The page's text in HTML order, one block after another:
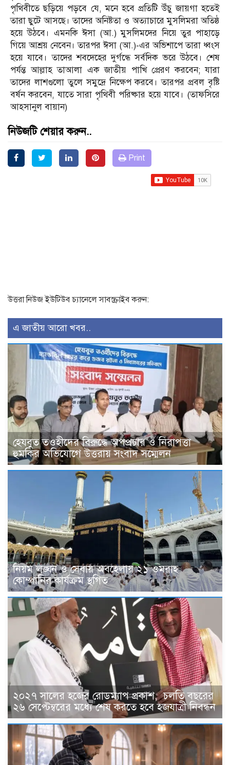
পৃথিবীতে ছড়িয়ে পড়বে যে, মনে হবে প্রতিটি উঁচু জায়গা হতেই
তারা ছুটে আসছে। তাদের অনিষ্টতা ও অত্যাচারে মুসলিমরা অতিষ্ঠ
হয়ে উঠবে। এমনকি ঈসা (আ.) মুসলিমদের নিয়ে তুর পাহাড়ে
গিয়ে আশ্রয় নেবেন। তারপর ঈসা (আ.)-এর অভিশাপে তারা ধ্বংস
হয়ে যাবে। তাদের শবদেহের দুর্গন্ধে সর্বদিক ভরে উঠবে। শেষ
পর্যন্ত আল্লাহ তাআলা এক জাতীয় পাখি প্রেরণ করবেন; যারা
তাদের লাশগুলো তুলে সমুদ্রে নিক্ষেপ করবে। তারপর প্রবল বৃষ্টি
বর্ষন করবেন, যাতে সারা পৃথিবী পরিষ্কার হয়ে যাবে। (তাফসিরে
আহসানুল বায়ান)
নিউজটি শেয়ার করুন..
Print
উত্তরা নিউজ ইউটিউব চ্যানেলে সাবস্ক্রাইব করুন:
এ জাতীয় আরো খবর..
হেযবুত তওহীদের বিরুদ্ধে অপপ্রচার ও নিরাপত্তা
হুমকির অভিযোগে উত্তরায় সংবাদ সম্মেলন
নিয়ম লঙ্ঘন ও সেবায় অবহেলায় ২১ ওমরাহ
কোম্পানির কার্যক্রম স্থগিত
২০২৭ সালের হজের রোডম্যাপ প্রকাশ, চলতি বছরের
২৬ সেপ্টেম্বরের মধ্যে শেষ করতে হবে হজযাত্রী নিবন্ধন